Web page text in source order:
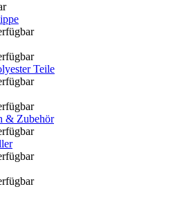
Teile
& Zubehör